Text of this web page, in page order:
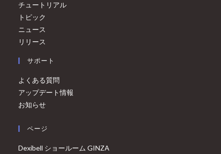
チュートリアル
トピック
ニュース
リリース
サポート
よくある質問
アップデート情報
お知らせ
ページ
Dexibell ショールーム GINZA